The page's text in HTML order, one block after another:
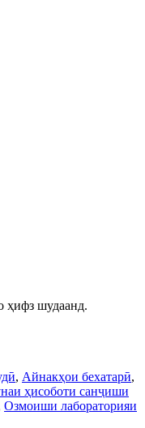
ҳифз шудаанд.
, Айнакҳои бехатарӣ,
ҳисоботи санҷиши
Озмоиши лабораторияи